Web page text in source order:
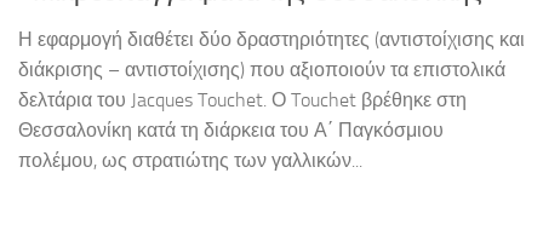
Η εφαρμογή διαθέτει δύο δραστηριότητες (αντιστοίχισης και
διάκρισης – αντιστοίχισης) που αξιοποιούν τα επιστολικά
δελτάρια του Jacques Touchet. Ο Touchet βρέθηκε στη
Θεσσαλονίκη κατά τη διάρκεια του Α΄ Παγκόσμιου
πολέμου, ως στρατιώτης των γαλλικών...